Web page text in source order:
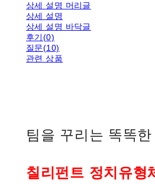
상세 설명 머리글
상세 설명
상세 설명 바닥글
후기(0)
질문(10)
관련 상품
팀을 꾸리는 똑똑
칠리펀트 정치유형